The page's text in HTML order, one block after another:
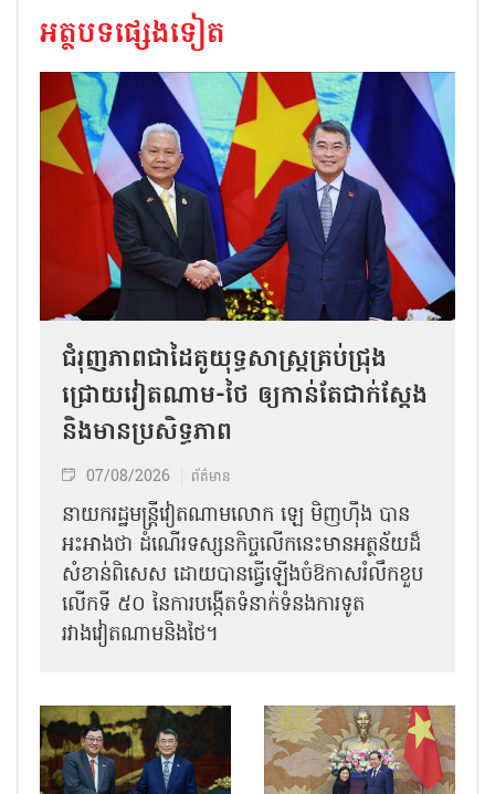
អត្ថបទផ្សេងទៀត
ជំរុញភាពជាដៃគូយុទ្ធសាស្ត្រគ្រប់ជ្រុង
ជ្រោយវៀតណាម-ថៃ ឲ្យកាន់តែជាក់ស្ដែង
និងមានប្រសិទ្ធភាព
07/08/2026 ព័ត៌មាន
នាយករដ្ឋមន្ត្រីវៀតណាមលោក ឡេ មិញហ៊ឹង បាន
អះអាងថា ដំណើរទស្សនកិច្ចលើកនេះមានអត្ថន័យដ៏
សំខាន់ពិសេស ដោយបានធ្វើឡើងចំឱកាសរំលឹកខួប
លើកទី ៥០ នៃការបង្កើតទំនាក់ទំនងការទូត
រវាងវៀតណាមនិងថៃ។